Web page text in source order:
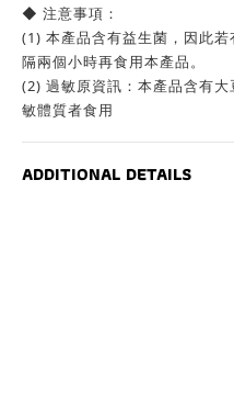
◆ 注意事項：
(1) 本產品含有益生菌，因此
隔兩個小時再食用本產品。
(2) 過敏原資訊：本產品含有
敏體質者食用
ADDITIONAL DETAILS